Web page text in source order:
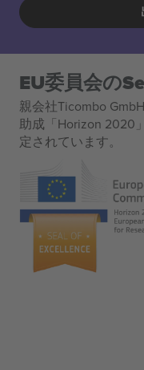
EU委員会の
親会社Ticombo
助成「Horizon 2020
定されています。